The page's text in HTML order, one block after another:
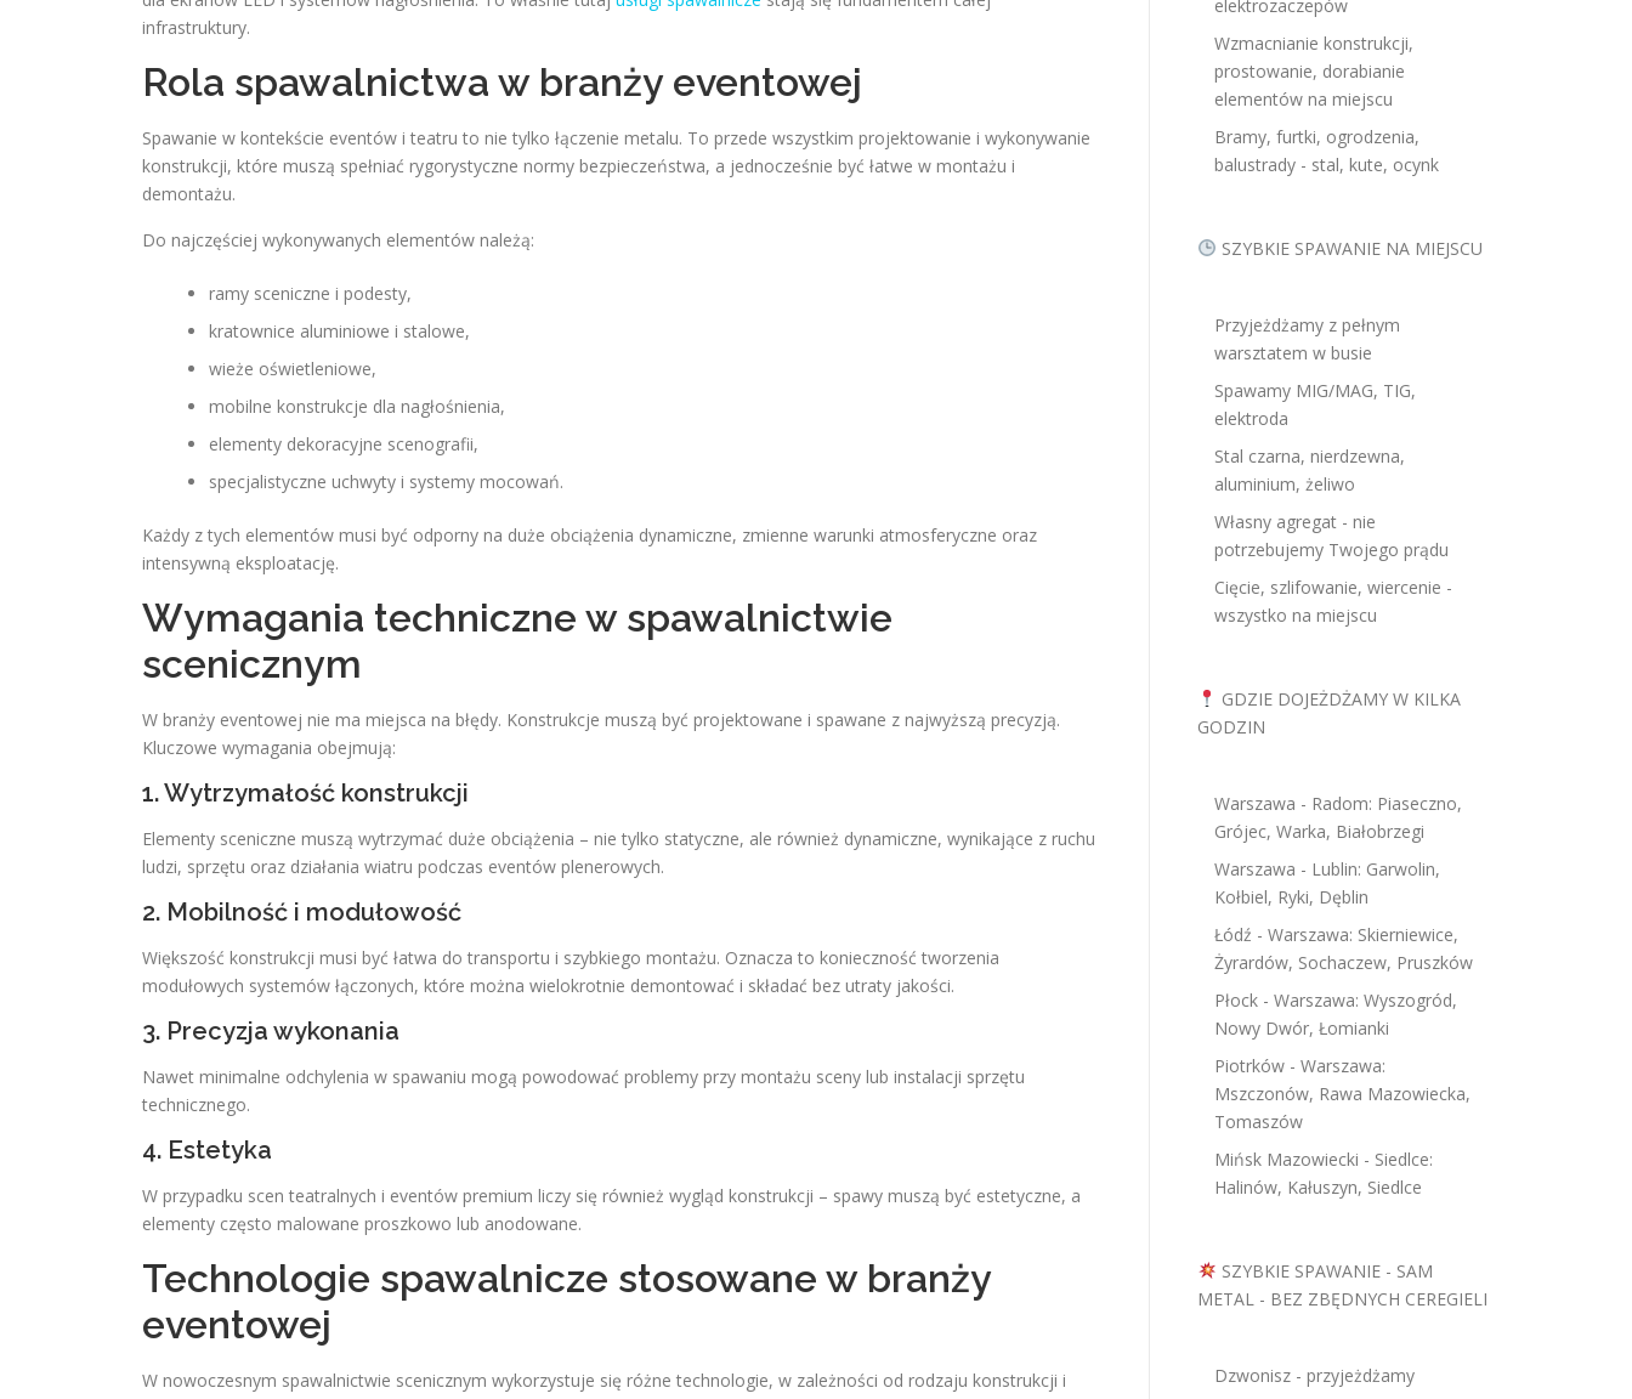
infrastruktury.
Rola spawalnictwa w branży eventowej
Spawanie w kontekście eventów i teatru to nie tylko łączenie metalu. To przede wszystkim projektowanie i wykonywanie
konstrukcji, które muszą spełniać rygorystyczne normy bezpieczeństwa, a jednocześnie być łatwe w montażu i
demontażu.
Do najczęściej wykonywanych elementów należą:
ramy sceniczne i podesty,
kratownice aluminiowe i stalowe,
wieże oświetleniowe,
mobilne konstrukcje dla nagłośnienia,
elementy dekoracyjne scenografii,
specjalistyczne uchwyty i systemy mocowań.
Każdy z tych elementów musi być odporny na duże obciążenia dynamiczne, zmienne warunki atmosferyczne oraz
intensywną eksploatację.
Wymagania techniczne w spawalnictwie
scenicznym
W branży eventowej nie ma miejsca na błędy. Konstrukcje muszą być projektowane i spawane z najwyższą precyzją.
Kluczowe wymagania obejmują:
1. Wytrzymałość konstrukcji
Elementy sceniczne muszą wytrzymać duże obciążenia – nie tylko statyczne, ale również dynamiczne, wynikające z ruchu
ludzi, sprzętu oraz działania wiatru podczas eventów plenerowych.
2. Mobilność i modułowość
Większość konstrukcji musi być łatwa do transportu i szybkiego montażu. Oznacza to konieczność tworzenia
modułowych systemów łączonych, które można wielokrotnie demontować i składać bez utraty jakości.
3. Precyzja wykonania
Nawet minimalne odchylenia w spawaniu mogą powodować problemy przy montażu sceny lub instalacji sprzętu
technicznego.
4. Estetyka
W przypadku scen teatralnych i eventów premium liczy się również wygląd konstrukcji – spawy muszą być estetyczne, a
elementy często malowane proszkowo lub anodowane.
Technologie spawalnicze stosowane w branży
eventowej
W nowoczesnym spawalnictwie scenicznym wykorzystuje się różne technologie, w zależności od rodzaju konstrukcji i
elektrozaczepów
Wzmacnianie konstrukcji,
prostowanie, dorabianie
elementów na miejscu
Bramy, furtki, ogrodzenia,
balustrady - stal, kute, ocynk
SZYBKIE SPAWANIE NA MIEJSCU
Przyjeżdżamy z pełnym
warsztatem w busie
Spawamy MIG/MAG, TIG,
elektroda
Stal czarna, nierdzewna,
aluminium, żeliwo
Własny agregat - nie
potrzebujemy Twojego prądu
Cięcie, szlifowanie, wiercenie -
wszystko na miejscu
GDZIE DOJEŻDŻAMY W KILKA
GODZIN
Warszawa - Radom: Piaseczno,
Grójec, Warka, Białobrzegi
Warszawa - Lublin: Garwolin,
Kołbiel, Ryki, Dęblin
Łódź - Warszawa: Skierniewice,
Żyrardów, Sochaczew, Pruszków
Płock - Warszawa: Wyszogród,
Nowy Dwór, Łomianki
Piotrków - Warszawa:
Mszczonów, Rawa Mazowiecka,
Tomaszów
Mińsk Mazowiecki - Siedlce:
Halinów, Kałuszyn, Siedlce
SZYBKIE SPAWANIE - SAM
METAL - BEZ ZBĘDNYCH CEREGIELI
Dzwonisz - przyjeżdżamy